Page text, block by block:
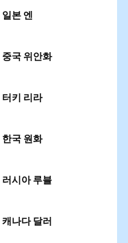
본 엔
국 위안화
키 리라
국 원화
시아 루블
나다 달러